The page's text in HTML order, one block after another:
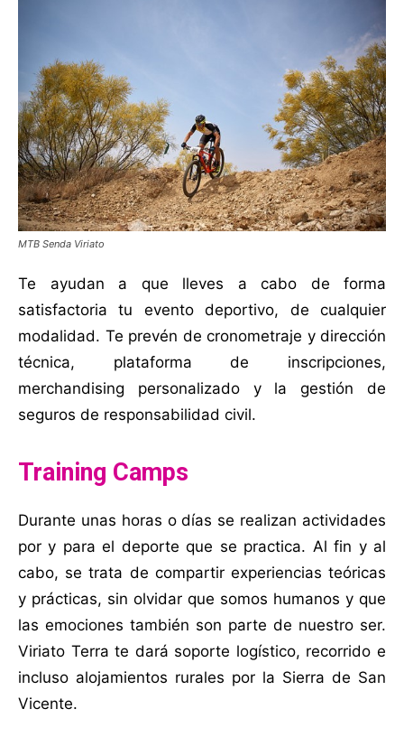
MTB Senda Viriato
Te ayudan a que lleves a cabo de forma
satisfactoria tu evento deportivo, de cualquier
modalidad. Te prevén de cronometraje y dirección
técnica, plataforma de inscripciones,
merchandising personalizado y la gestión de
seguros de responsabilidad civil.
Training Camps
Durante unas horas o días se realizan actividades
por y para el deporte que se practica. Al fin y al
cabo, se trata de compartir experiencias teóricas
y prácticas, sin olvidar que somos humanos y que
las emociones también son parte de nuestro ser.
Viriato Terra te dará soporte logístico, recorrido e
incluso alojamientos rurales por la Sierra de San
Vicente.